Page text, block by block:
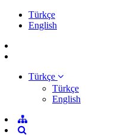
Türkçe
English
Türkçe
Türkçe
English